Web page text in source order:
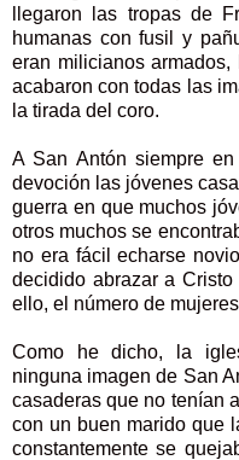
llegaron las tropas de
humanas con fusil y
eran milicianos
acabaron con todas las
la tirada del coro.
A San Antón siempre
devoción las jóvenes
guerra en que muchos
otros muchos se
no era fácil echarse
decidido abrazar a
ello, el número de
Como he dicho, la
ninguna imagen de San
casaderas que no tenían
con un buen marido que
constantemente se